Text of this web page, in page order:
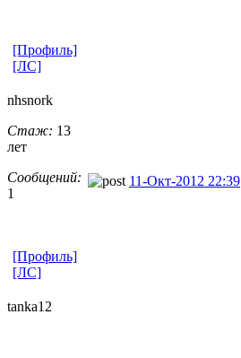
[Профиль]
[ЛС]
nhsnork
Стаж: 13
лет
Сообщений:
1
11-Окт-2012 22:39
[Профиль]
[ЛС]
tanka12